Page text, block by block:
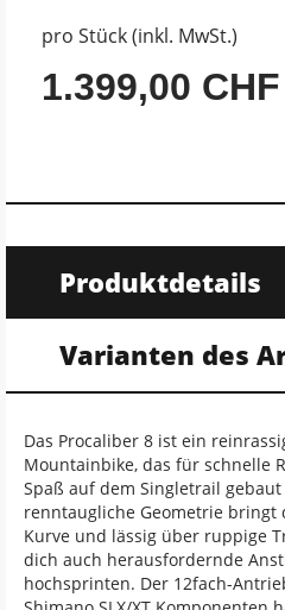
pro Stück (inkl. MwSt.)
1.399,00 CHF
Produktdetails
Varianten des
Das Procaliber 8 ist ein
Mountainbike, das für schnelle
Spaß auf dem Singletrail
renntaugliche Geometrie
Kurve und lässig über ruppige
dich auch herausfordernde
hochsprinten. Der 12fach-